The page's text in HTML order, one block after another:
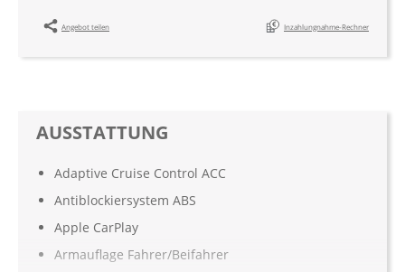
Angebot teilen Inzahlungnahme-Rechner
AUSSTATTUNG
Adaptive Cruise Control ACC
Antiblockiersystem ABS
Apple CarPlay
Armauflage Fahrer/Beifahrer